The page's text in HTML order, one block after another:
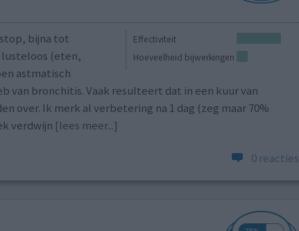
Effectiviteit
Hoeveelheid bijwerkingen
bijna tot
(eten,
astmatisch
van bronchitis. Vaak resulteert dat in een kuur van
over. Ik merk al verbetering na 1 dag (zeg maar 70%
verdwijn [lees meer...]
0 reacties